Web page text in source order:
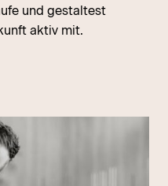
und gestaltest
aktiv mit.